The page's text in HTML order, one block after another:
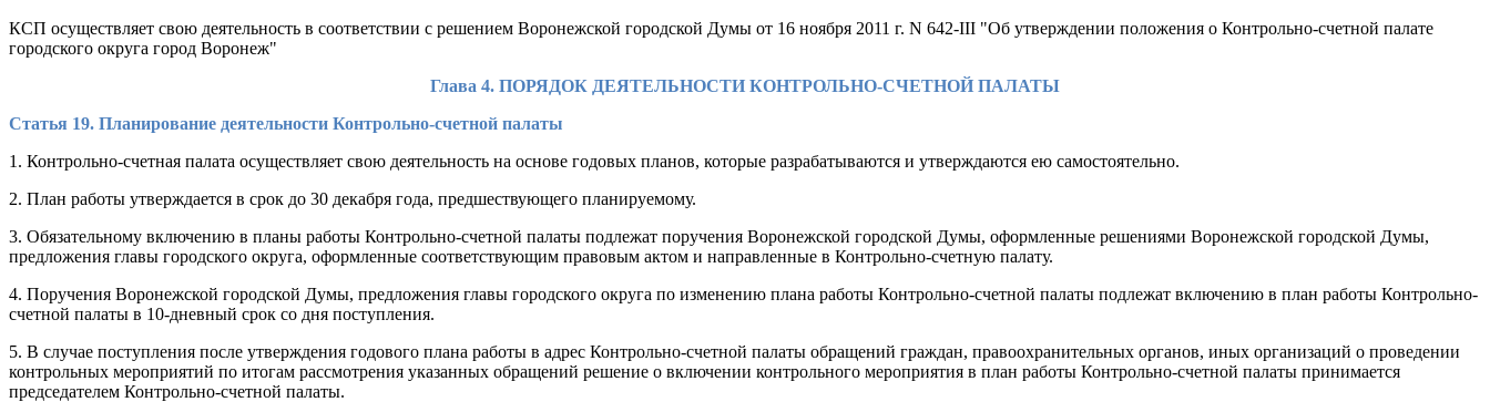
КСП осуществляет свою деятельность в соответствии с решением Воронежской городской Думы от 16 ноября 2011 г. N 642-III "Об утверждении положения о Контрольно-счетной палате
городского округа город Воронеж"
Глава 4. ПОРЯДОК ДЕЯТЕЛЬНОСТИ КОНТРОЛЬНО-СЧЕТНОЙ ПАЛАТЫ
Статья 19. Планирование деятельности Контрольно-счетной палаты
1. Контрольно-счетная палата осуществляет свою деятельность на основе годовых планов, которые разрабатываются и утверждаются ею самостоятельно.
2. План работы утверждается в срок до 30 декабря года, предшествующего планируемому.
3. Обязательному включению в планы работы Контрольно-счетной палаты подлежат поручения Воронежской городской Думы, оформленные решениями Воронежской городской Думы,
предложения главы городского округа, оформленные соответствующим правовым актом и направленные в Контрольно-счетную палату.
4. Поручения Воронежской городской Думы, предложения главы городского округа по изменению плана работы Контрольно-счетной палаты подлежат включению в план работы Контрольно-
счетной палаты в 10-дневный срок со дня поступления.
5. В случае поступления после утверждения годового плана работы в адрес Контрольно-счетной палаты обращений граждан, правоохранительных органов, иных организаций о проведении
контрольных мероприятий по итогам рассмотрения указанных обращений решение о включении контрольного мероприятия в план работы Контрольно-счетной палаты принимается
председателем Контрольно-счетной палаты.